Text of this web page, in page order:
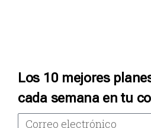
Los 10 mejores
cada semana en tu